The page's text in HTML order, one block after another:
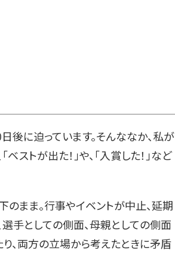
後に迫っています。そんななか、私が
トが出た！」や、「入賞した！」など
まま。行事やイベントが中止、延期
選手としての側面、母親としての側面
、両方の立場から考えたときに矛盾